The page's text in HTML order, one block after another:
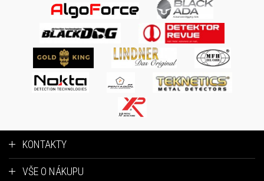
KONTAKTY
VŠE O NÁKUPU